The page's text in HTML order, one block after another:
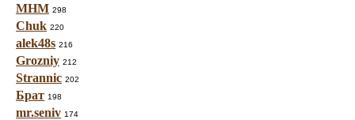
МНМ 298
Chuk 220
alek48s 216
Grozniy 212
Strannic 202
Брат 198
mr.seniv 174